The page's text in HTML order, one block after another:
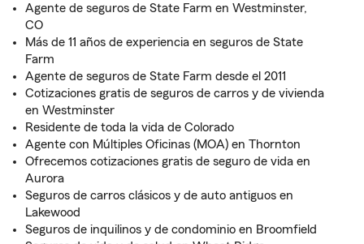
Agente de seguros de State Farm en Westminster,
CO
Más de 11 años de experiencia en seguros de State
Farm
Agente de seguros de State Farm desde el 2011
Cotizaciones gratis de seguros de carros y de vivienda
en Westminster
Residente de toda la vida de Colorado
Agente con Múltiples Oficinas (MOA) en Thornton
Ofrecemos cotizaciones gratis de seguro de vida en
Aurora
Seguros de carros clásicos y de auto antiguos en
Lakewood
Seguros de inquilinos y de condominio en Broomfield